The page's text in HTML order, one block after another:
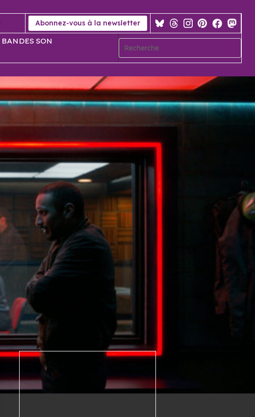
Abonnez-vous à la newsletter
BANDES SON